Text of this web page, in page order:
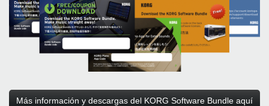
Más información y descargas del KORG Software Bundle aquí